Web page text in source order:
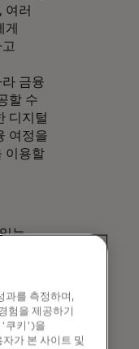
여러
금융
할 수
디지털
여정을
이용할
는
사장인
제
자
과를 측정하며,
험을 제공하기
'쿠키')을
가 본 사이트 및